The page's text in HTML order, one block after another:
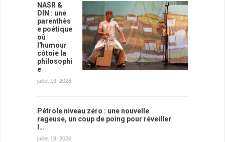
NASR &
DIN : une
parenthès
e poétique
où
l'humour
côtoie la
philosophi
e
juillet 19, 2026
Pétrole niveau zéro : une nouvelle
rageuse, un coup de poing pour réveiller
l…
juillet 19, 2026